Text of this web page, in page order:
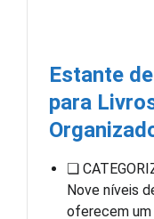
Estante
para
❏
Nove níveis
oferecem um